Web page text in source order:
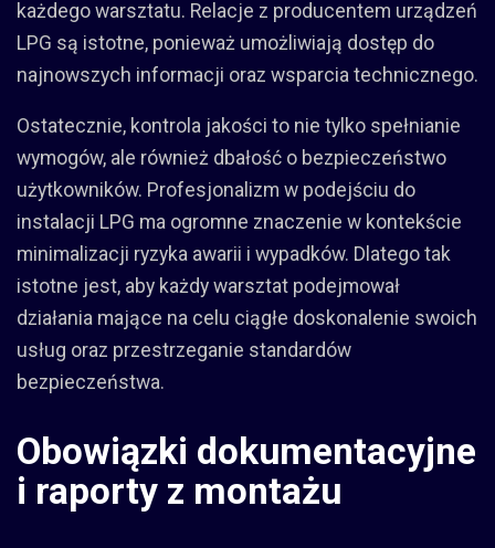
każdego warsztatu. Relacje z producentem urządzeń
LPG są istotne, ponieważ umożliwiają dostęp do
najnowszych informacji oraz wsparcia technicznego.
Ostatecznie, kontrola jakości to nie tylko spełnianie
wymogów, ale również dbałość o bezpieczeństwo
użytkowników. Profesjonalizm w podejściu do
instalacji LPG ma ogromne znaczenie w kontekście
minimalizacji ryzyka awarii i wypadków. Dlatego tak
istotne jest, aby każdy warsztat podejmował
działania mające na celu ciągłe doskonalenie swoich
usług oraz przestrzeganie standardów
bezpieczeństwa.
Obowiązki dokumentacyjne
i raporty z montażu